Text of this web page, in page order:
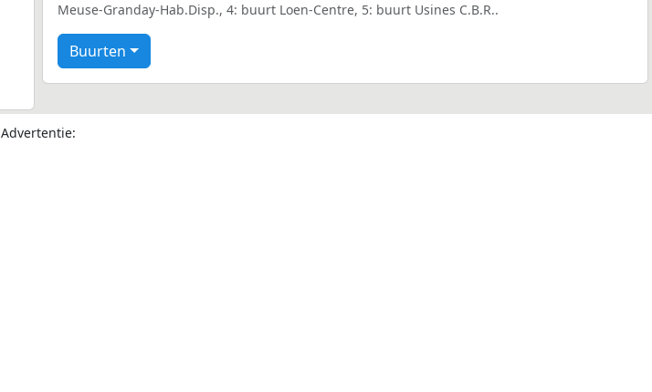
Meuse-Granday-Hab.Disp., 4: buurt Loen-Centre, 5: buurt Usines C.B.R..
Buurten
Advertentie: